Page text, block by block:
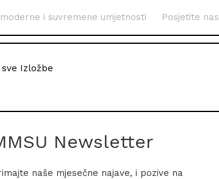
i suvremene umjetnosti Posjetite nas
Izložbe
Newsletter
naše mjesečne najave, i pozive na